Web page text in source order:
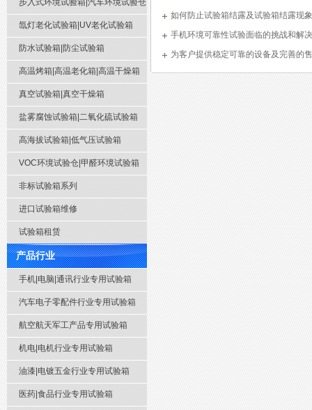
步入式环境试验箱|汽车环境试验仓
氙灯老化试验箱|UV老化试验箱
防水试验箱|防尘试验箱
高温烤箱|高温老化箱|高温干燥箱
真空试验箱|真空干燥箱
盐雾腐蚀试验箱|二氧化硫试验箱
高海拔试验箱|低气压试验箱
VOC环境试验仓|甲醛环境试验箱
非标试验箱系列
进口试验箱维修
试验箱租赁
产品行业
手机|电脑|通讯行业专用试验箱
汽车电子零配件行业专用试验箱
航空航天军工产品专用试验箱
机电|电机行业专用试验箱
油漆|电镀五金行业专用试验箱
医药|食品行业专用试验箱
如何防止试验箱结露及试验箱结露现象
手机环境可靠性试验面临的挑战和解
为客户提供稳定可靠的设备及完善的